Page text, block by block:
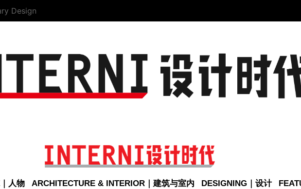
Design
人物 ARCHITECTURE & INTERIOR｜建筑与室内 DESIGNING｜设计